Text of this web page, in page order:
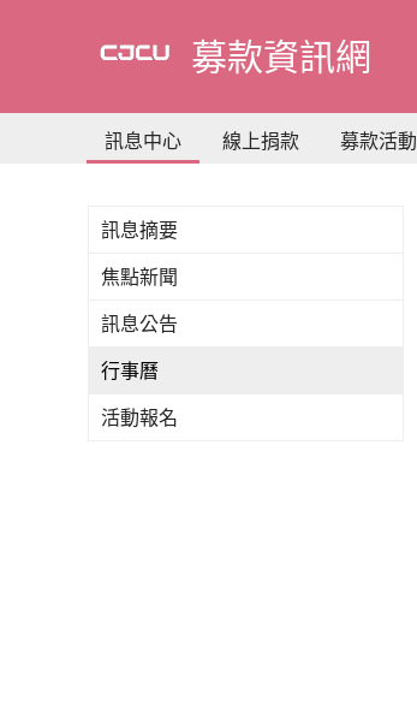
要
容
募款資訊網
訊息中心 線上捐款 募款活動
訊息摘要
焦點新聞
訊息公告
行事曆
活動報名